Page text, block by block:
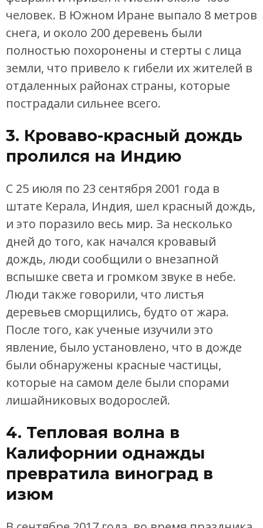
человек. В Южном Иране выпало 8 метров
снега, и около 200 деревень были
полностью похоронены и стерты с лица
земли, что привело к гибели их жителей в
отдаленных районах страны, которые
пострадали сильнее всего.
3. Кроваво-красный дождь
пролился на Индию
С 25 июля по 23 сентября 2001 года в
штате Керала, Индия, шел красный дождь,
и это поразило весь мир. За несколько
дней до того, как начался кровавый
дождь, люди сообщили о внезапной
вспышке света и громком звуке в небе.
Люди также говорили, что листья
деревьев сморщились, будто от жара.
После того, как ученые изучили это
явление, было установлено, что в дожде
были обнаружены красные частицы,
которые на самом деле были спорами
лишайниковых водорослей.
4. Тепловая волна в
Калифорнии однажды
превратила виноград в
изюм